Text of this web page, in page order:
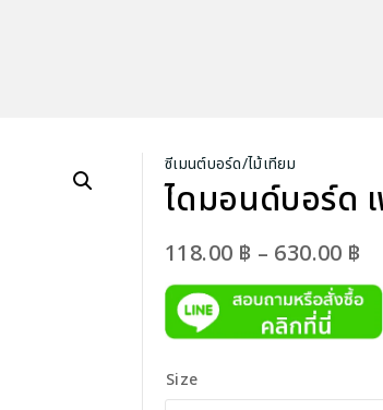
ซีเมนต์บอร์ด/ไม้เทียม
ไดมอนด์บอร์ด
118.00 ฿ – 630.00 ฿
Size